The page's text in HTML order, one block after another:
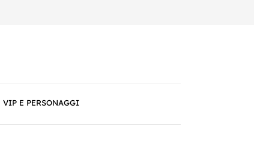
VIP E PERSONAGGI